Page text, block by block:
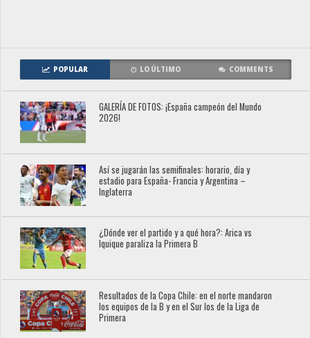
POPULAR LO ÚLTIMO COMMENTS
GALERÍA DE FOTOS: ¡España campeón del Mundo
2026!
Así se jugarán las semifinales: horario, día y
estadio para España- Francia y Argentina –
Inglaterra
¿Dónde ver el partido y a qué hora?: Arica vs
Iquique paraliza la Primera B
Resultados de la Copa Chile: en el norte mandaron
los equipos de la B y en el Sur los de la Liga de
Primera